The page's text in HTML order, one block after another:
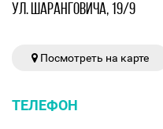
УЛ. ШАРАНГОВИЧА, 19/9
Посмотреть на карте
ТЕЛЕФОН